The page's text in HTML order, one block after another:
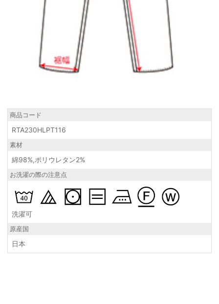
商品コード
RTA230HLPT116
素材
綿98%,ポリウレタン2%
お洗濯の際の注意点
洗濯可
原産国
日本